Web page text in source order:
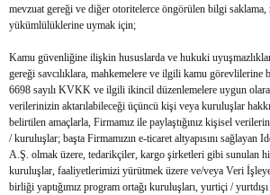
mevzuat gereği ve diğer otoritelerce öngörülen bilgi
yükümlülüklerine uymak için;
Kamu güvenliğine ilişkin hususlarda ve hukuki
gereği savcılıklara, mahkemelere ve ilgili kamu
6698 sayılı KVKK ve ilgili ikincil düzenlemelere uygun
verilerinizin aktarılabileceği üçüncü kişi veya kuruluşlar
belirtilen amaçlarla, Firmamız ile paylaştığınız kişisel
/ kuruluşlar; başta Firmamızın e-ticaret altyapısını sağlayan
A.Ş. olmak üzere, tedarikçiler, kargo şirketleri gibi sunulan
kuruluşlar, faaliyetlerimizi yürütmek üzere ve/veya Veri
birliği yaptığımız program ortağı kuruluşları, yurtiçi /